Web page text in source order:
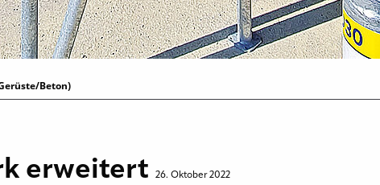
Beton)
erweitert 26. Oktober 2022